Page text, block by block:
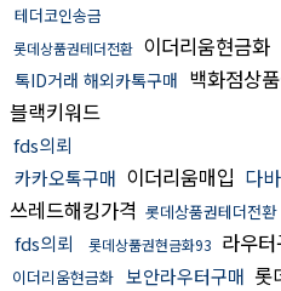
테더코인송금
롯데상품권테더전환 이더리움현금화
톡ID거래 해외카톡구매 백화점상
블랙키워드
fds의뢰
카카오톡구매 이더리움매입 다
쓰레드해킹가격 롯데상품권테더전환
fds의뢰 롯데상품권현금화93 라우터
이더리움현금화 보안라우터구매 롯